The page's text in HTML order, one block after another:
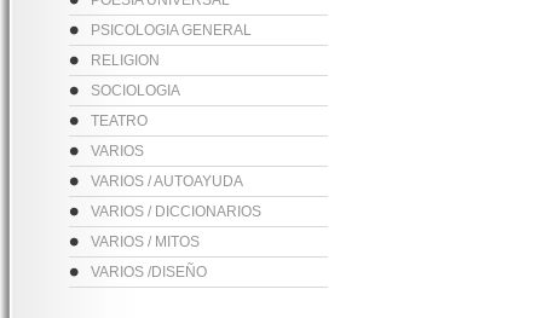
PSICOLOGIA GENERAL
RELIGION
SOCIOLOGIA
TEATRO
VARIOS
VARIOS / AUTOAYUDA
VARIOS / DICCIONARIOS
VARIOS / MITOS
VARIOS /DISEÑO